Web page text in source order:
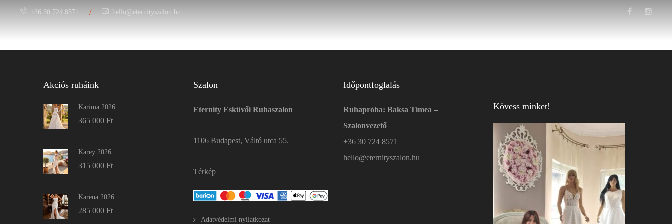
+36 30 724 8571 / hello@eternityszalon.hu
Akciós ruháink
Karima 2026
365 000 Ft
Karey 2026
315 000 Ft
Karena 2026
285 000 Ft
Szalon
Eternity Esküvői Ruhaszalon
1106 Budapest, Váltó utca 55.
Térkép
Adatvédelmi nyilatkozat
Időpontfoglalás
Ruhapróba: Baksa Tímea –
Szalonvezető
+36 30 724 8571
hello@eternityszalon.hu
Kövess minket!